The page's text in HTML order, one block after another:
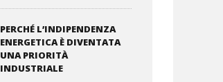
PERCHÉ L’INDIPENDENZA
ENERGETICA È DIVENTATA
UNA PRIORITÀ
INDUSTRIALE